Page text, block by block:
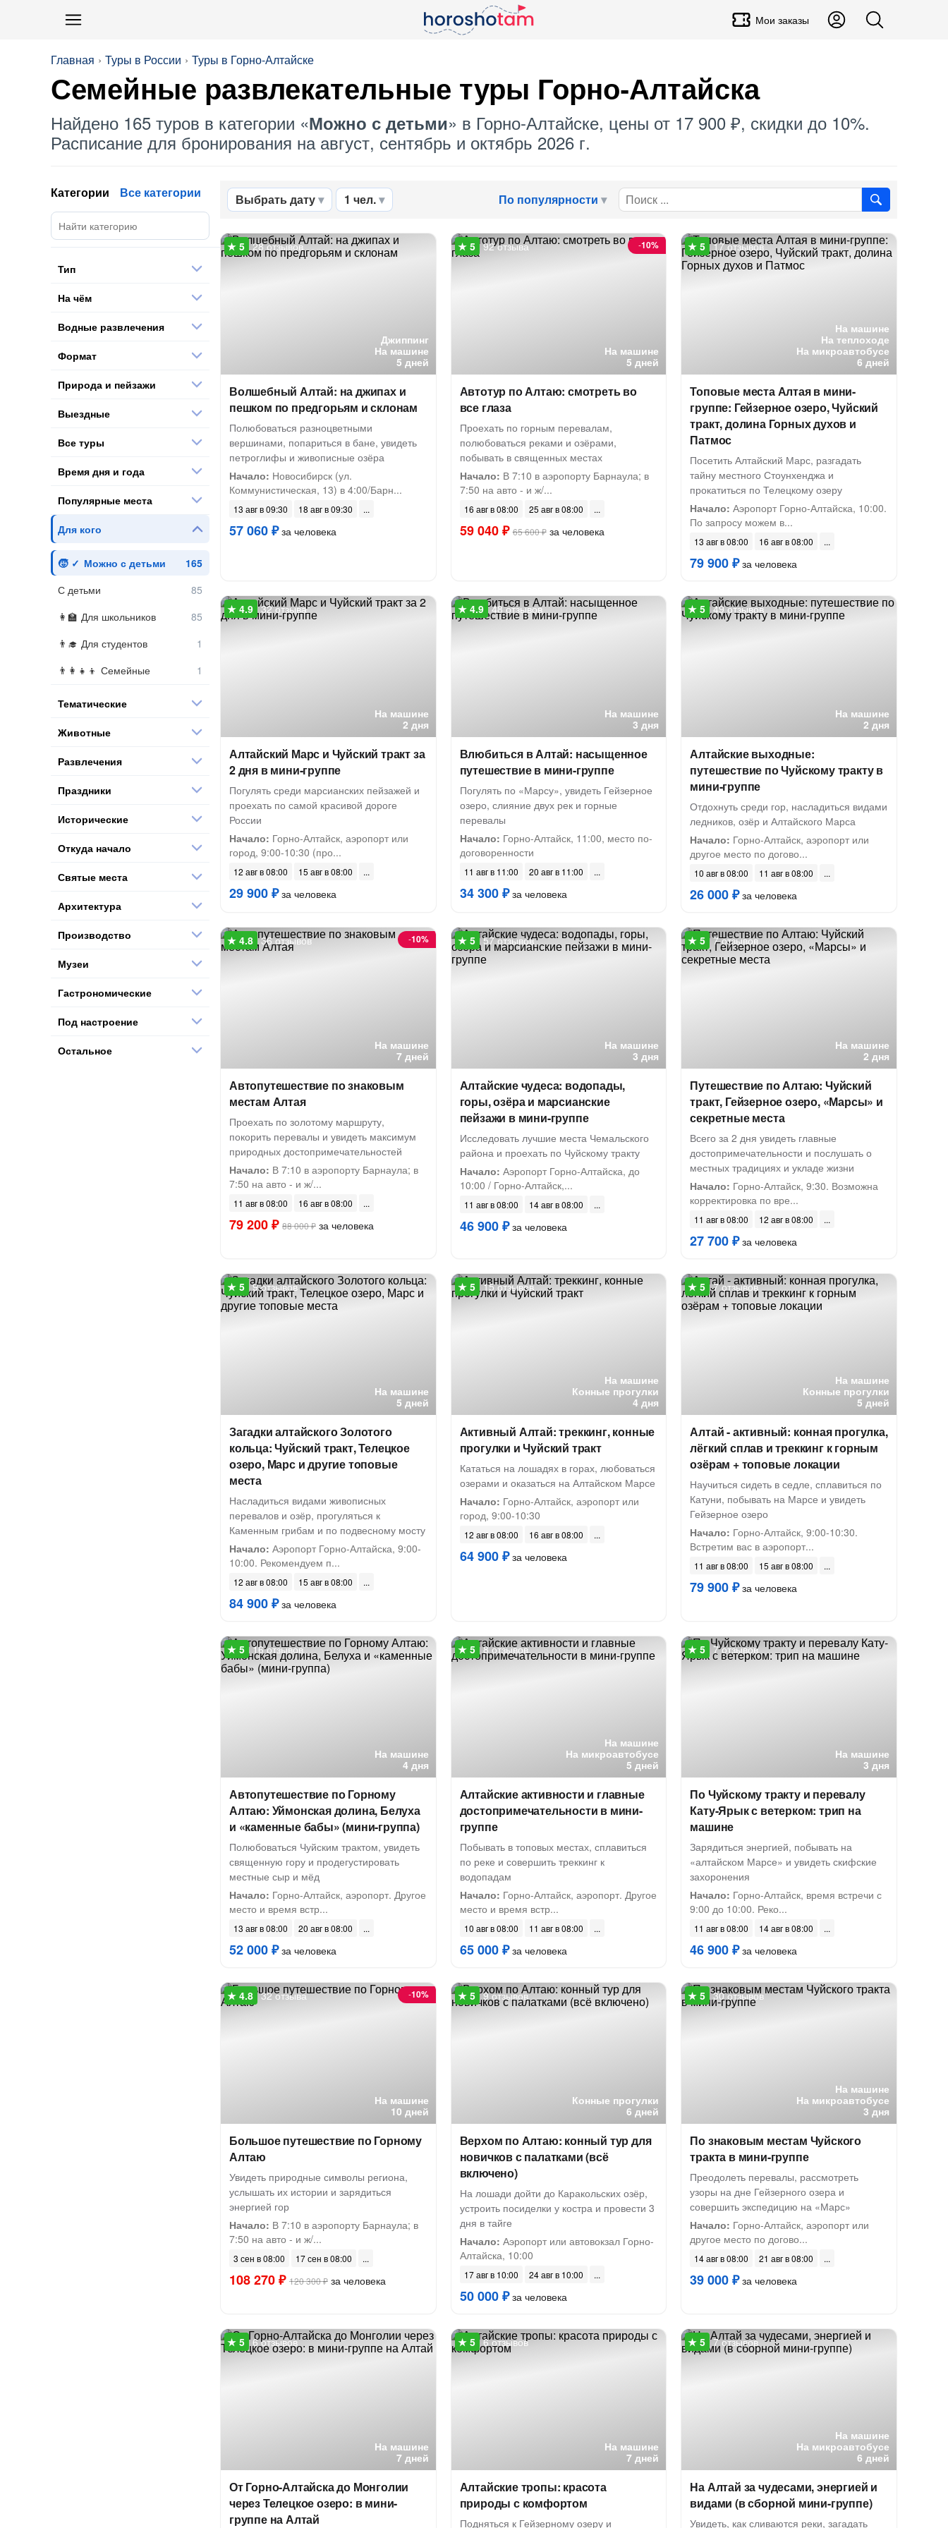
Мои заказы
Главная Туры в России Туры в Горно-Алтайске
Семейные развлекательные туры Горно-Алтайска
Найдено 165 туров в категории «Можно с детьми» в Горно-Алтайске, цены от 17 900 ₽, скидки до 10%.
Расписание для бронирования на август, сентябрь и октябрь 2026 г.
Выбрать дату 1 чел. По популярности
Джиппинг
На машине
5 дней
28 отзывов
Волшебный Алтай: на джипах и
пешком по предгорьям и склонам
Полюбоваться разноцветными
вершинами, попариться в бане, увидеть
петроглифы и живописные озёра
Начало: Новосибирск (ул.
Коммунистическая, 13) в 4:00/Барн...
13 авг в 09:30 18 авг в 09:30
57 060 ₽за человека
На машине
5 дней
-10%
92 отзыва
Автотур по Алтаю: смотреть во
все глаза
Проехать по горным перевалам,
полюбоваться реками и озёрами,
побывать в священных местах
Начало: В 7:10 в аэропорту Барнаула; в
7:50 на авто - и ж/...
16 авг в 08:00 25 авг в 08:00
59 040 ₽ 65 600 ₽за человека
На машине
На теплоходе
На микроавтобусе
6 дней
17 отзывов
Топовые места Алтая в мини-
группе: Гейзерное озеро, Чуйский
тракт, долина Горных духов и
Патмос
Посетить Алтайский Марс, разгадать
тайну местного Стоунхенджа и
прокатиться по Телецкому озеру
Начало: Аэропорт Горно-Алтайска, 10:00.
По запросу можем в...
13 авг в 08:00 16 авг в 08:00
79 900 ₽за человека
На машине
2 дня
32 отзыва
Алтайский Марс и Чуйский тракт за
2 дня в мини-группе
Погулять среди марсианских пейзажей и
проехать по самой красивой дороге
России
Начало: Горно-Алтайск, аэропорт или
город, 9:00-10:30 (про...
12 авг в 08:00 15 авг в 08:00
29 900 ₽за человека
На машине
3 дня
48 отзывов
Влюбиться в Алтай: насыщенное
путешествие в мини-группе
Погулять по «Марсу», увидеть Гейзерное
озеро, слияние двух рек и горные
перевалы
Начало: Горно-Алтайск, 11:00, место по-
договоренности
11 авг в 11:00 20 авг в 11:00
34 300 ₽за человека
На машине
2 дня
49 отзывов
Алтайские выходные:
путешествие по Чуйскому тракту в
мини-группе
Отдохнуть среди гор, насладиться видами
ледников, озёр и Алтайского Марса
Начало: Горно-Алтайск, аэропорт или
другое место по догово...
10 авг в 08:00 11 авг в 08:00
26 000 ₽за человека
На машине
7 дней
-10%
36 отзывов
Автопутешествие по знаковым
местам Алтая
Проехать по золотому маршруту,
покорить перевалы и увидеть максимум
природных достопримечательностей
Начало: В 7:10 в аэропорту Барнаула; в
7:50 на авто - и ж/...
11 авг в 08:00 16 авг в 08:00
79 200 ₽ 88 000 ₽ за человека
На машине
3 дня
57 отзывов
Алтайские чудеса: водопады,
горы, озёра и марсианские
пейзажи в мини-группе
Исследовать лучшие места Чемальского
района и проехать по Чуйскому тракту
Начало: Аэропорт Горно-Алтайска, до
10:00 / Горно-Алтайск,...
11 авг в 08:00 14 авг в 08:00
46 900 ₽за человека
На машине
2 дня
7 отзывов
Путешествие по Алтаю: Чуйский
тракт, Гейзерное озеро, «Марсы» и
секретные места
Всего за 2 дня увидеть главные
достопримечательности и послушать о
местных традициях и укладе жизни
Начало: Горно-Алтайск, 9:30. Возможна
корректировка по вре...
11 авг в 08:00 12 авг в 08:00
27 700 ₽за человека
На машине
5 дней
9 отзывов
Загадки алтайского Золотого
кольца: Чуйский тракт, Телецкое
озеро, Марс и другие топовые
места
Насладиться видами живописных
перевалов и озёр, прогуляться к
Каменным грибам и по подвесному мосту
Начало: Аэропорт Горно-Алтайска, 9:00-
10:00. Рекомендуем п...
12 авг в 08:00 15 авг в 08:00
84 900 ₽за человека
На машине
Конные прогулки
4 дня
15 отзывов
Активный Алтай: треккинг, конные
прогулки и Чуйский тракт
Кататься на лошадях в горах, любоваться
озерами и оказаться на Алтайском Марсе
Начало: Горно-Алтайск, аэропорт или
город, 9:00-10:30
12 авг в 08:00 16 авг в 08:00
64 900 ₽за человека
На машине
Конные прогулки
5 дней
7 отзывов
Алтай - активный: конная прогулка,
лёгкий сплав и треккинг к горным
озёрам + топовые локации
Научиться сидеть в седле, сплавиться по
Катуни, побывать на Марсе и увидеть
Гейзерное озеро
Начало: Горно-Алтайск, 9:00-10:30.
Встретим вас в аэропорт...
11 авг в 08:00 15 авг в 08:00
79 900 ₽за человека
На машине
4 дня
16 отзывов
Автопутешествие по Горному
Алтаю: Уймонская долина, Белуха
и «каменные бабы» (мини-группа)
Полюбоваться Чуйским трактом, увидеть
священную гору и продегустировать
местные сыр и мёд
Начало: Горно-Алтайск, аэропорт. Другое
место и время встр...
13 авг в 08:00 20 авг в 08:00
52 000 ₽за человека
На машине
На микроавтобусе
5 дней
8 отзывов
Алтайские активности и главные
достопримечательности в мини-
группе
Побывать в топовых местах, сплавиться
по реке и совершить треккинг к
водопадам
Начало: Горно-Алтайск, аэропорт. Другое
место и время встр...
10 авг в 08:00 11 авг в 08:00
65 000 ₽за человека
На машине
3 дня
7 отзывов
По Чуйскому тракту и перевалу
Кату-Ярык с ветерком: трип на
машине
Зарядиться энергией, побывать на
«алтайском Марсе» и увидеть скифские
захоронения
Начало: Горно-Алтайск, время встречи с
9:00 до 10:00. Реко...
11 авг в 08:00 14 авг в 08:00
46 900 ₽за человека
На машине
10 дней
-10%
32 отзыва
Большое путешествие по Горному
Алтаю
Увидеть природные символы региона,
услышать их истории и зарядиться
энергией гор
Начало: В 7:10 в аэропорту Барнаула; в
7:50 на авто - и ж/...
3 сен в 08:00 17 сен в 08:00
108 270 ₽ 120 300 ₽ за человека
Конные прогулки
6 дней
9 отзывов
Верхом по Алтаю: конный тур для
новичков с палатками (всё
включено)
На лошади дойти до Каракольских озёр,
устроить посиделки у костра и провести 3
дня в тайге
Начало: Аэропорт или автовокзал Горно-
Алтайска, 10:00
17 авг в 10:00 24 авг в 10:00
50 000 ₽за человека
На машине
На микроавтобусе
3 дня
30 отзывов
По знаковым местам Чуйского
тракта в мини-группе
Преодолеть перевалы, рассмотреть
узоры на дне Гейзерного озера и
совершить экспедицию на «Марс»
Начало: Горно-Алтайск, аэропорт или
другое место по догово...
14 авг в 08:00 21 авг в 08:00
39 000 ₽за человека
На машине
7 дней
6 отзывов
От Горно-Алтайска до Монголии
через Телецкое озеро: в мини-
группе на Алтай
На машине
7 дней
6 отзывов
Алтайские тропы: красота
природы с комфортом
Подняться к Гейзерному озеру и
На машине
На микроавтобусе
6 дней
7 отзывов
На Алтай за чудесами, энергией и
видами (в сборной мини-группе)
Увидеть, как сливаются реки, загадать
Категории Все категории
Тип
На чём
Водные развлечения
Формат
Природа и пейзажи
Выездные
Все туры
Время дня и года
Популярные места
Для кого
Можно с детьми
С детьми
Для школьников
Для студентов
Семейные
Тематические
Животные
Развлечения
Праздники
Исторические
Откуда начало
Святые места
Архитектура
Производство
Музеи
Гастрономические
Под настроение
Остальное